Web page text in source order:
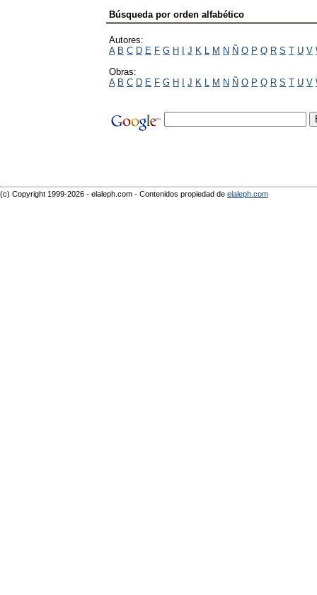
Búsqueda por orden alfabético
Autores:
A B C D E F G H I J K L M N Ñ O P Q R S T U V
Obras:
A B C D E F G H I J K L M N Ñ O P Q R S T U V
(c) Copyright 1999-2026 - elaleph.com - Contenidos propiedad de elaleph.com